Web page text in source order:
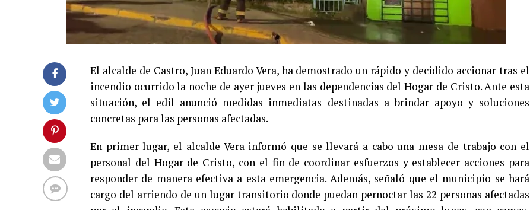
El alcalde de Castro, Juan Eduardo Vera, ha demostrado un rápido y decidido accionar tras el
incendio ocurrido la noche de ayer jueves en las dependencias del Hogar de Cristo. Ante esta
situación, el edil anunció medidas inmediatas destinadas a brindar apoyo y soluciones
concretas para las personas afectadas.
En primer lugar, el alcalde Vera informó que se llevará a cabo una mesa de trabajo con el
personal del Hogar de Cristo, con el fin de coordinar esfuerzos y establecer acciones para
responder de manera efectiva a esta emergencia. Además, señaló que el municipio se hará
cargo del arriendo de un lugar transitorio donde puedan pernoctar las 22 personas afectadas